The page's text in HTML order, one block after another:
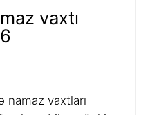
vaxtı
namaz vaxtları